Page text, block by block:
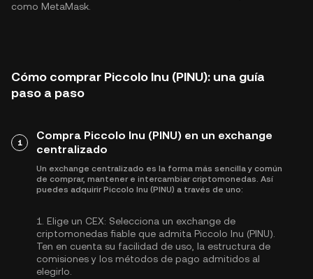
como MetaMask.
Cómo comprar Piccolo Inu (PINU): una guía
paso a paso
1
Compra Piccolo Inu (PINU) en un exchange
centralizado
Un exchange centralizado es la forma más sencilla y común
de comprar, mantener e intercambiar criptomonedas. Así
puedes adquirir Piccolo Inu (PINU) a través de uno:
1. Elige un CEX: Selecciona un exchange de
criptomonedas fiable que admita Piccolo Inu (PINU).
Ten en cuenta su facilidad de uso, la estructura de
comisiones y los métodos de pago admitidos al
elegirlo.